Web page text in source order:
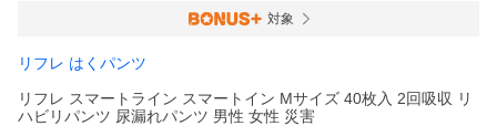
対象
リフレ はくパンツ
リフレ スマートライン スマートイン Mサイズ 40枚入 2回吸収 リ
ハビリパンツ 尿漏れパンツ 男性 女性 災害